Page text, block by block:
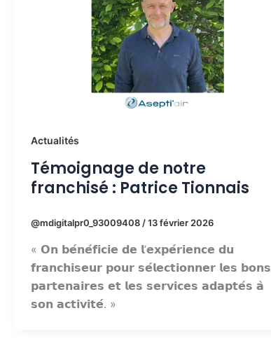
Actualités
Témoignage de notre
franchisé : Patrice Tionnais
@mdigitalpr0_93009408 /13 février 2026
« 𝗢𝗻 𝗯𝗲́𝗻𝗲́𝗳𝗶𝗰𝗶𝗲 𝗱𝗲 𝗹’𝗲𝘅𝗽𝗲́𝗿𝗶𝗲𝗻𝗰𝗲 𝗱𝘂
𝗳𝗿𝗮𝗻𝗰𝗵𝗶𝘀𝗲𝘂𝗿 𝗽𝗼𝘂𝗿 𝘀𝗲́𝗹𝗲𝗰𝘁𝗶𝗼𝗻𝗻𝗲𝗿 𝗹𝗲𝘀 𝗯𝗼𝗻𝘀
𝗽𝗮𝗿𝘁𝗲𝗻𝗮𝗶𝗿𝗲𝘀 𝗲𝘁 𝗹𝗲𝘀 𝘀𝗲𝗿𝘃𝗶𝗰𝗲𝘀 𝗮𝗱𝗮𝗽𝘁𝗲́𝘀 𝗮̀
𝘀𝗼𝗻 𝗮𝗰𝘁𝗶𝘃𝗶𝘁𝗲́. »